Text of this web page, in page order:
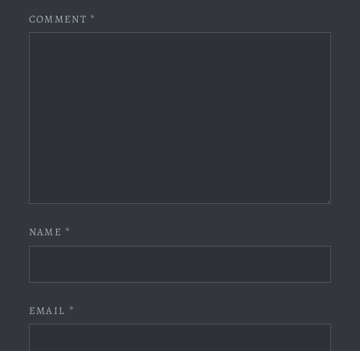
COMMENT *
NAME *
EMAIL *